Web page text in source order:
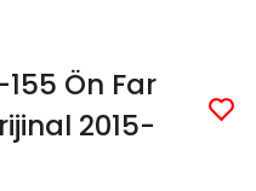
Ön Far
2015-